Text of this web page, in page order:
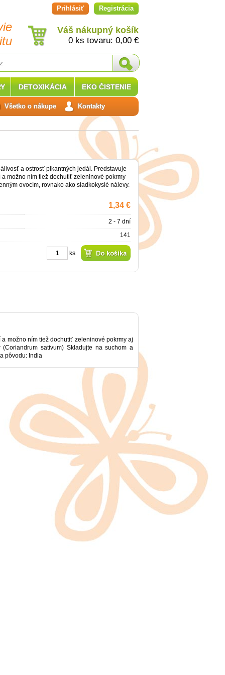
Prihlásiť Registrácia
Váš nákupný košík
0 ks tovaru: 0,00 €
a ostrosť pikantných jedál. Predstavuje
možno ním tiež dochutiť zeleninové pokrmy
ovocím, rovnako ako sladkokyslé nálevy.
1,34 €
2 - 7 dní
141
ks
možno ním tiež dochutiť zeleninové pokrmy aj
sativum) Skladujte na suchom a
pôvodu: India
DETOXIKÁCIA EKO ČISTENIE
Všetko o nákupe Kontakty